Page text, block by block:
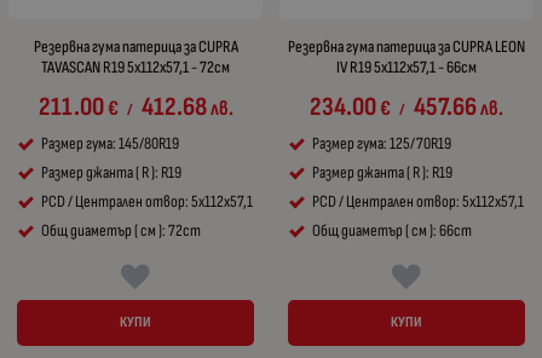
Резервна гума патерица за CUPRA
TAVASCAN R19 5x112x57,1 - 72см
211.00€ / 412.68лв.
Размер гума: 145/80R19
Размер джанта ( R ): R19
PCD / Централен отвор: 5x112x57,1
Общ диаметър ( см ): 72cm
КУПИ
Резервна гума патерица за CUPRA LEON
IV R19 5x112x57,1 - 66см
234.00€ / 457.66лв.
Размер гума: 125/70R19
Размер джанта ( R ): R19
PCD / Централен отвор: 5x112x57,1
Общ диаметър ( см ): 66cm
КУПИ